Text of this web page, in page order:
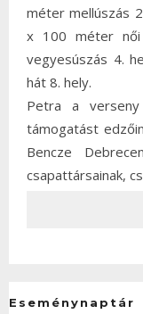
méter mellúszás
x 100 méter
vegyesúszás 4.
hát 8. hely.
Petra a
támogatást
Bencze
csapattársainak,
Eseménynaptár